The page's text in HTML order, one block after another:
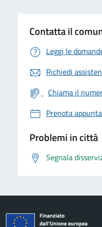
Contatta il
Leggi le
Richiedi
Chiama il
Prenota
Problemi in città
Segnala